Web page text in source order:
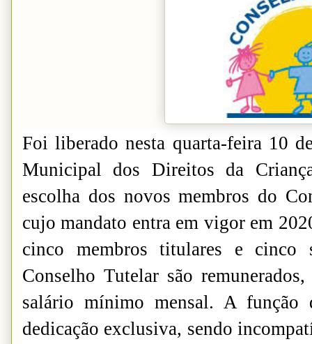
Foi liberado nesta quarta-feira 10
Municipal dos Direitos da
escolha dos novos membros do
cujo mandato entra em vigor em
cinco membros titulares e cinco
Conselho Tutelar são
salário mínimo mensal. A função
dedicação exclusiva, sendo